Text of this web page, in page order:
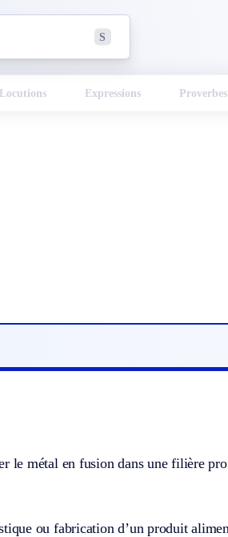
S
Locutions Expressions Proverbes
le métal en fusion dans une filière
ou fabrication d’un produit